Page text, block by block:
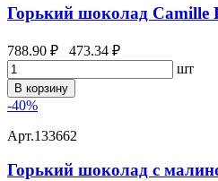
Горький шоколад Camille
788.90 ₽
473.34 ₽
шт
В корзину
-40%
Арт.133662
Горький шоколад с